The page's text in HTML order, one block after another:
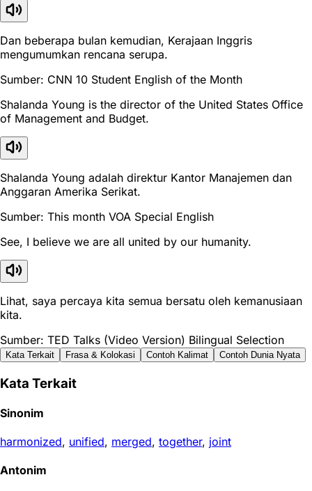
Dan beberapa bulan kemudian, Kerajaan Inggris
mengumumkan rencana serupa.
Sumber: CNN 10 Student English of the Month
Shalanda Young is the director of the United States Office
of Management and Budget.
Shalanda Young adalah direktur Kantor Manajemen dan
Anggaran Amerika Serikat.
Sumber: This month VOA Special English
See, I believe we are all united by our humanity.
Lihat, saya percaya kita semua bersatu oleh kemanusiaan
kita.
Sumber: TED Talks (Video Version) Bilingual Selection
Kata Terkait Frasa & Kolokasi Contoh Kalimat Contoh Dunia Nyata
Kata Terkait
Sinonim
harmonized, unified, merged, together, joint
Antonim